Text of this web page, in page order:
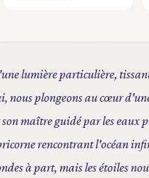
lumière particulière,
plongeons au cœur
maître guidé par les eaux
rencontrant l'océan
à part, mais les étoiles